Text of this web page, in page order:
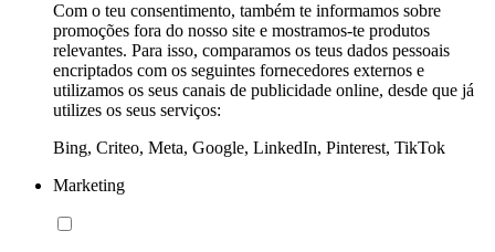
Com o teu consentimento, também te informamos sobre
promoções fora do nosso site e mostramos-te produtos
relevantes. Para isso, comparamos os teus dados pessoais
encriptados com os seguintes fornecedores externos e
utilizamos os seus canais de publicidade online, desde que já
utilizes os seus serviços:
Bing, Criteo, Meta, Google, LinkedIn, Pinterest, TikTok
Marketing